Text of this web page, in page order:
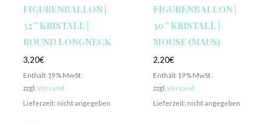
FIGURENBALLON |
32″ KRISTALL |
ROUND LONGNECK
3,20€
Enthält 19% MwSt.
zzgl. Versand
Lieferzeit: nicht angegeben
FIGURENBALLON |
30″ KRISTALL |
MOUSE (MAUS)
2,20€
Enthält 19% MwSt.
zzgl. Versand
Lieferzeit: nicht angegeben